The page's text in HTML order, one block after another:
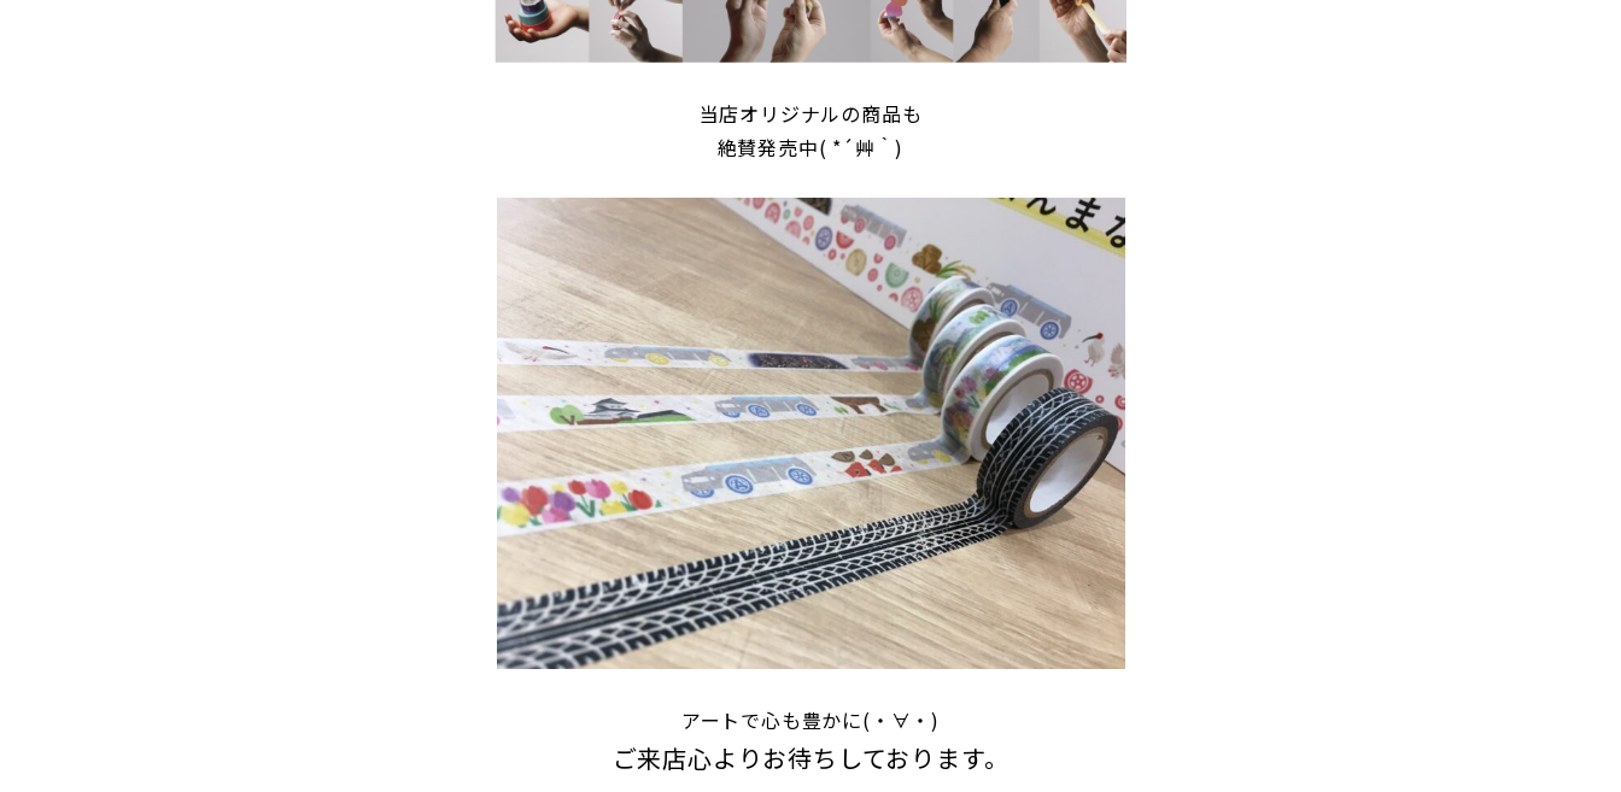
当店オリジナルの商品も
絶賛発売中( *´艸｀)
アートで心も豊かに(・∀・)
ご来店心よりお待ちしております。